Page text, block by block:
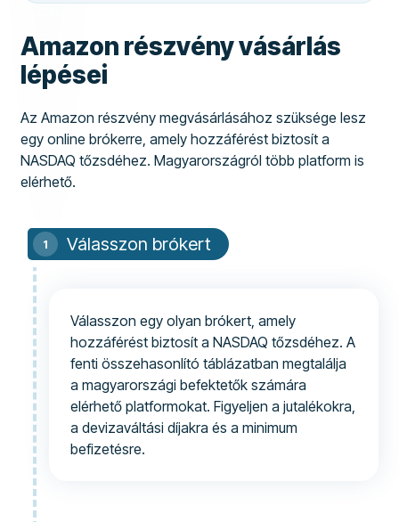
Amazon részvény vásárlás
lépései
Az Amazon részvény megvásárlásához szüksége lesz
egy online brókerre, amely hozzáférést biztosít a
NASDAQ tőzsdéhez. Magyarországról több platform is
elérhető.
Válasszon brókert
Válasszon egy olyan brókert, amely
hozzáférést biztosít a NASDAQ tőzsdéhez. A
fenti összehasonlító táblázatban megtalálja
a magyarországi befektetők számára
elérhető platformokat. Figyeljen a jutalékokra,
a devizaváltási díjakra és a minimum
befizetésre.